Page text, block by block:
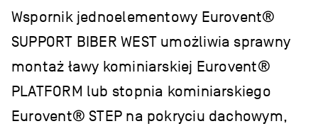
Wspornik jednoelementowy Eurovent®
SUPPORT BIBER WEST umożliwia sprawny
montaż ławy kominiarskiej Eurovent®
PLATFORM lub stopnia kominiarskiego
Eurovent® STEP na pokryciu dachowym,